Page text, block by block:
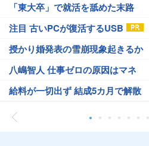
「東大卒」で就活を舐めた末路
注目 古いPCが復活するUSB
授かり婚発表の雪崩現象起きるか
八嶋智人 仕事ゼロの原因はマネ
給料が一切出ず 結成5カ月で解散